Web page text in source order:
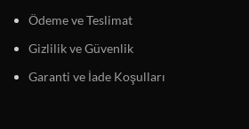
Ödeme ve Teslimat
Gizlilik ve Güvenlik
Garanti ve İade Koşulları